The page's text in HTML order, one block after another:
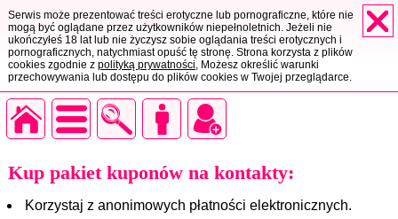
Serwis może prezentować treści erotyczne lub pornograficzne, które nie
mogą być oglądane przez użytkowników niepełnoletnich. Jeżeli nie
ukończyłeś 18 lat lub nie życzysz sobie oglądania treści erotycznych i
pornograficznych, natychmiast opuść tę stronę. Strona korzysta z plików
cookies zgodnie z polityką prywatności, Możesz określić warunki
przechowywania lub dostępu do plików cookies w Twojej przeglądarce.
Kup pakiet kuponów na kontakty:
Korzystaj z anonimowych płatności elektronicznych.